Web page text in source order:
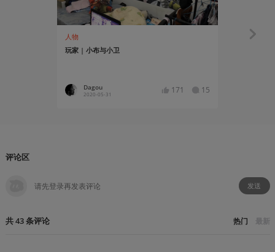
人物
玩家 | 小布与小卫
Dagou
2020-05-31 171 15
有感而发
评论区
发送
共43条评论 热门 最新